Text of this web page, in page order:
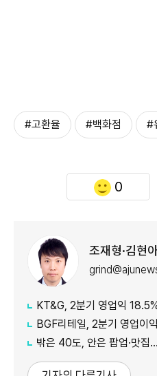
#고환율 #백화점 #
0
조재형·김현
KT&G, 2분기 영업익 18.5% 늘어
BGF리테일, 2분기 영업이익 22% 증
밖은 40도, 안은 팝업·맛집…